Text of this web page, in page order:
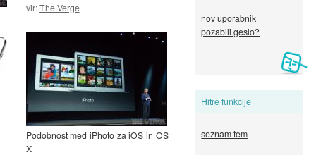
nov uporabnik
pozabili geslo?
Hitre funkcije
seznam tem
vir:The Verge
Podobnost med iPhoto za iOS in OS
X